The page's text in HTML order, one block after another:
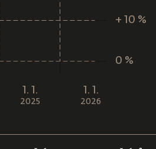
+ 10 %
0 %
1. 1.
2025
1. 1.
2026